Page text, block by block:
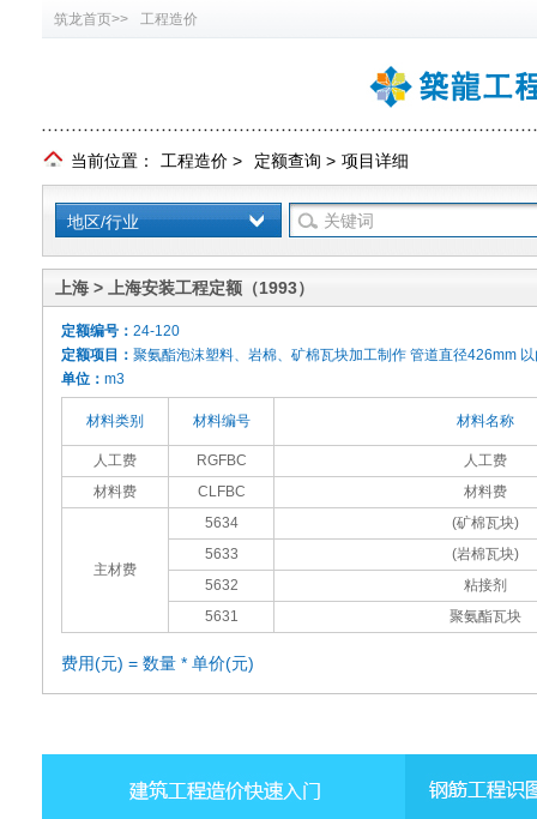
筑龙首页>> 工程造价
当前位置： 工程造价 > 定额查询 > 项目详细
地区/行业
上海 > 上海安装工程定额（1993）
定额编号： 24-120
定额项目： 聚氨酯泡沫塑料、岩棉、矿棉瓦块加工制作 管道直径426mm
单位： m3
材料类别 材料编号 材料名称
人工费 RGFBC
人工费
材料费
CLFBC 材料费
主材费
5634
(矿棉瓦块)
5633
(岩棉瓦块)
5632
粘接剂
5631
聚氨酯瓦块
费用(元) = 数量 * 单价(元)